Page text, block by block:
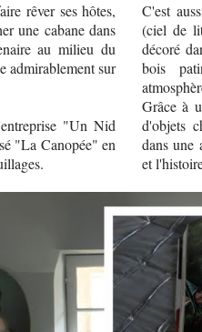
rêver ses hôtes,
une cabane dans
au milieu du
admirablement sur
"Un Nid
"La Canopée" en
C'est
(ciel de
décoré
bois
Grâce à
d'objets
dans une
et